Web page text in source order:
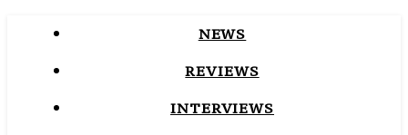
NEWS
REVIEWS
INTERVIEWS